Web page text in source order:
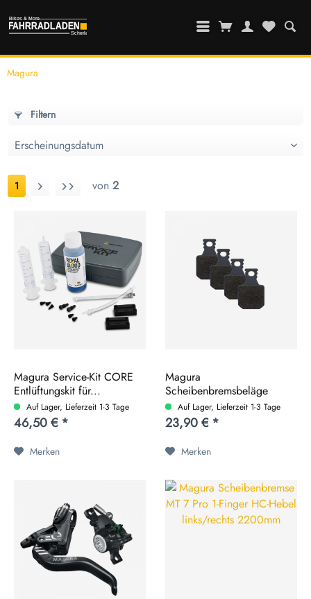
Magura
Filtern
1 von 2
Magura Service-Kit CORE
Entlüftungskit für...
Auf Lager, Lieferzeit 1-3 Tage
46,50 € *
Merken
Magura
Scheibenbremsbeläge
Performance 8.P MT...
Auf Lager, Lieferzeit 1-3 Tage
23,90 € *
Merken